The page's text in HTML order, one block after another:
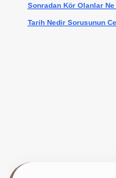
Sonradan Kör Olanlar Ne
Tarih Nedir Sorusunun